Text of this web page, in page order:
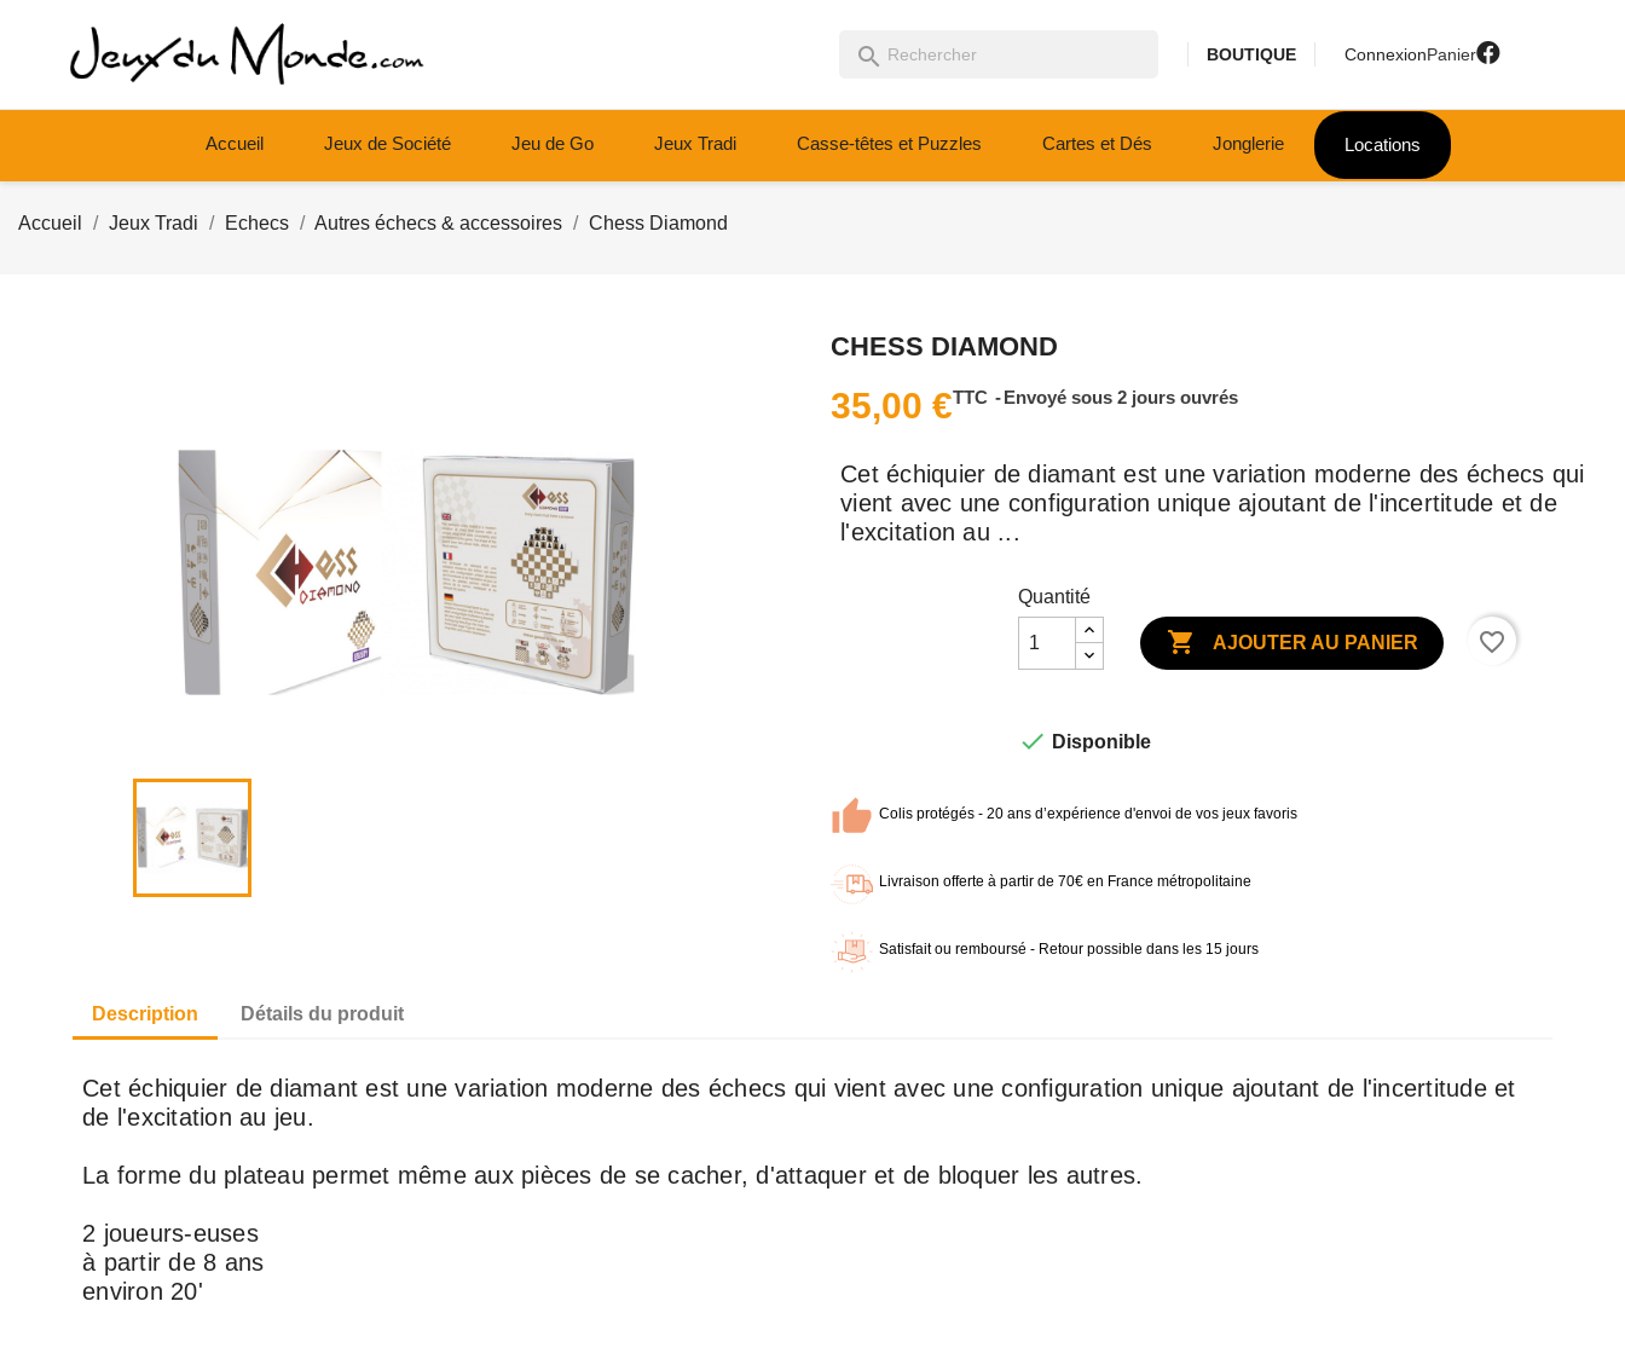
search BOUTIQUE ConnexionPanier
Accueil Jeux de Société Jeu de Go Jeux Tradi Casse-têtes et Puzzles Cartes et Dés Jonglerie Locations
Accueil Jeux Tradi Echecs Autres échecs & accessoires Chess Diamond
CHESS DIAMOND
35,00 €TTC Envoyé sous 2 jours ouvrés
Cet échiquier de diamant est une variation moderne des échecs qui
vient avec une configuration unique ajoutant de l'incertitude et de
l'excitation au ...
Quantité
 AJOUTER AU PANIER favorite_border
 Disponible
Colis protégés - 20 ans d’expérience d'envoi de vos jeux favoris
Livraison offerte à partir de 70€ en France métropolitaine
Satisfait ou remboursé - Retour possible dans les 15 jours
Description Détails du produit
Cet échiquier de diamant est une variation moderne des échecs qui vient avec une configuration unique ajoutant de l'incertitude et
de l'excitation au jeu.
La forme du plateau permet même aux pièces de se cacher, d'attaquer et de bloquer les autres.
2 joueurs-euses
à partir de 8 ans
environ 20'